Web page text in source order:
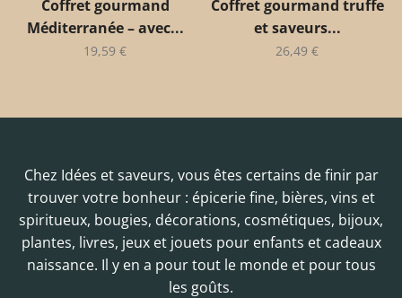
Coffret gourmand
Méditerranée – avec...
19,59 €
Coffret gourmand truffe
et saveurs...
26,49 €
Chez Idées et saveurs, vous êtes certains de finir par
trouver votre bonheur : épicerie fine, bières, vins et
spiritueux, bougies, décorations, cosmétiques, bijoux,
plantes, livres, jeux et jouets pour enfants et cadeaux
naissance. Il y en a pour tout le monde et pour tous
les goûts.